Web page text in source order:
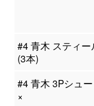
#4 青木 スティー
(3本)
#4 青木 3Pシュー
×